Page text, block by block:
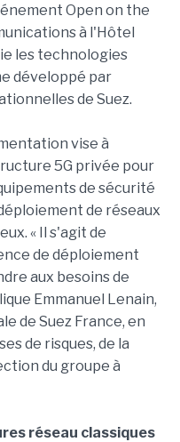
Open on the
à l'Hôtel
les technologies
développé par
de Suez.
vise à
5G privée pour
de sécurité
de réseaux
« Il s'agit de
de déploiement
aux besoins de
Emmanuel Lenain,
de Suez France, en
de risques, de la
du groupe à
réseau classiques